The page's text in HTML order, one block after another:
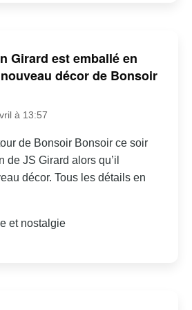
Girard est emballé en
décor de Bonsoir
à 13:57
de Bonsoir Bonsoir ce soir
de JS Girard alors qu’il
décor. Tous les détails en
et nostalgie